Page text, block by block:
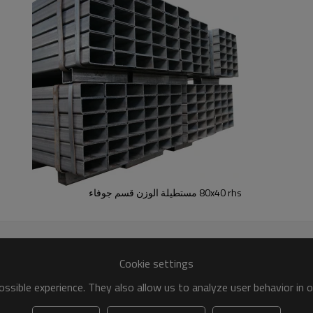
80x40 rhs مستطيلة الوزن قسم جوفاء
Cookie settings
experience. They also allow us to analyze user behavior